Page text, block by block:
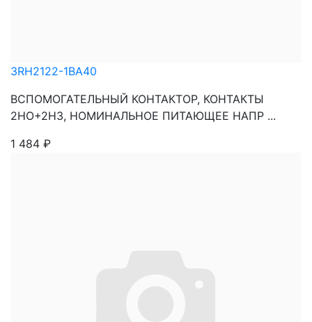
3RH2122-1BA40
ВСПОМОГАТЕЛЬНЫЙ КОНТАКТОР, КОНТАКТЫ
2НО+2НЗ, НОМИНАЛЬНОЕ ПИТАЮЩЕЕ НАПР ...
1 484 ₽